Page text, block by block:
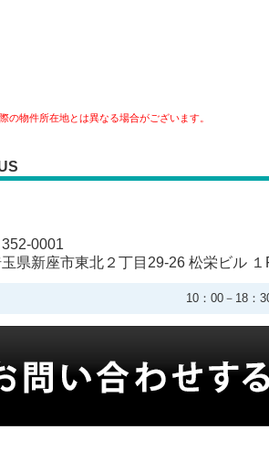
物件所在地とは異なる場合がございます。
0001
県新座市東北２丁目29-26 松栄ビル １
10：00－18：